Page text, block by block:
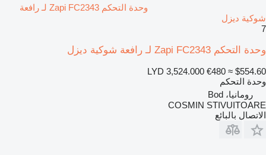
وحدة التحكم Zapi FC2343 لـ رافعة
شوكية ديزل
7
وحدة التحكم Zapi FC2343 لـ رافعة شوكية ديزل
LYD 3,524.000 €480 ≈ $554.60
وحدة التحكم
رومانيا، Bod
COSMIN STIVUITOARE
الاتصال بالبائع